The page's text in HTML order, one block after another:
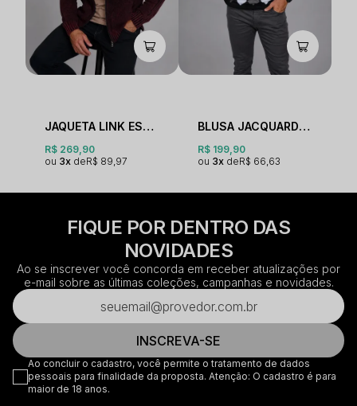
JAQUETA LINK ESTONADA
R$ 269,90
3x
R$ 89,97
BLUSA JACQUARD GOLA V LOSANGOS
R$ 199,90
3x
R$ 66,63
FIQUE POR DENTRO DAS
NOVIDADES
Ao se inscrever você concorda em receber atualizações por
e-mail sobre as últimas coleções, campanhas e novidades.
INSCREVA-SE
Ao concluir o cadastro, você permite o tratamento de dados
pessoais para finalidade da proposta. Atenção: O cadastro é para
maior de 18 anos.